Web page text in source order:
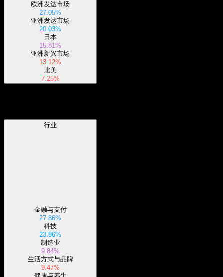
欧洲发达市场
27.05%
亚洲发达市场
20.03%
日本
15.81%
亚洲新兴市场
13.12%
北美
7.25%
行业
金融与支付
27.86%
科技
23.86%
制造业
9.84%
生活方式与品牌
9.47%
健康与养生